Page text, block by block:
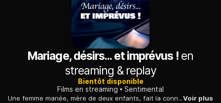
Mariage, désirs... et imprévus !en
streaming & replay
Bientôt disponible
Films en streaming
Sentimental
Une femme mariée, mère de deux enfants, fait la connaissance d'un homme dont elle s'éprend malgré elle. Bientôt, elle découvre qu'elle est enceinte.Voir plus